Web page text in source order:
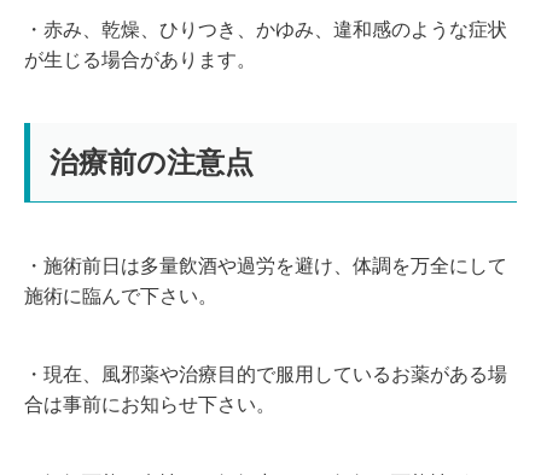
・赤み、乾燥、ひりつき、かゆみ、違和感のような症状
が生じる場合があります。
治療前の注意点
・施術前日は多量飲酒や過労を避け、体調を万全にして
施術に臨んで下さい。
・現在、風邪薬や治療目的で服用しているお薬がある場
合は事前にお知らせ下さい。